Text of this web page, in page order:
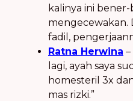
kalinya ini
mengecewakan.
fadil,
Ratna Herwina
lagi, ayah saya
homesteril 3x
mas rizki.”